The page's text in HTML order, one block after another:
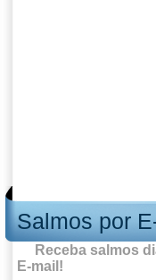
Salmos por
Receba salmos
E-mail!